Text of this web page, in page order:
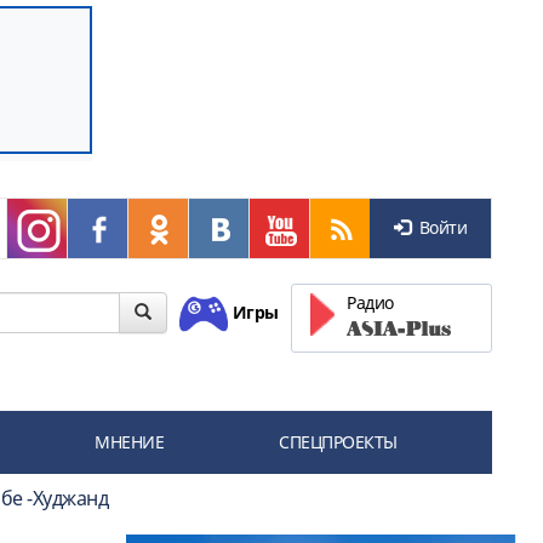
Войти
Игры Радио
МНЕНИЕ СПЕЦПРОЕКТЫ
-Худжанд